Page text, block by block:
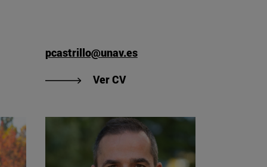
Xavier Bringué Sala"
pcastrillo@unav.es
Ver CV"Ver CV de Pablo Castrillo